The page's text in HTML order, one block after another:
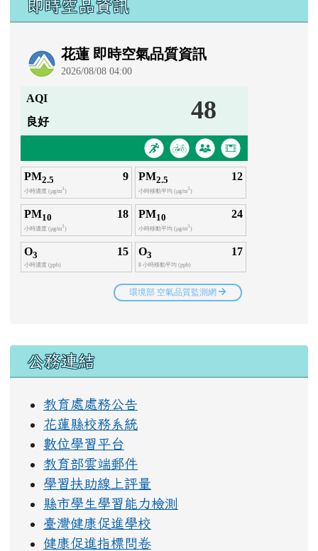
即時空品資訊
右邊區域內容
公務連結
教育處處務公告
花蓮縣校務系統
數位學習平台
教育部雲端郵件
學習扶助線上評量
縣市學生學習能力檢測
臺灣健康促進學校
健康促進指標問卷